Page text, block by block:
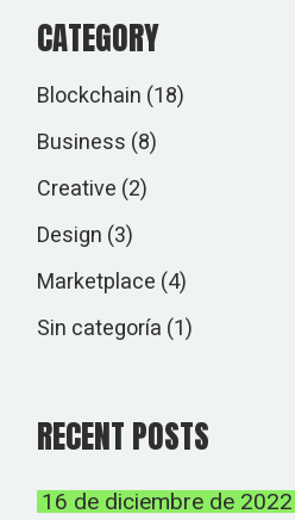
CATEGORY
Blockchain (18)
Business (8)
Creative (2)
Design (3)
Marketplace (4)
Sin categoría (1)
RECENT POSTS
16 de diciembre de 2022